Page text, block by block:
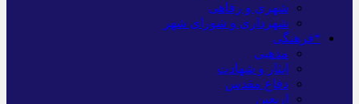
شهری و رفاهی
شهرداری و شورای شهر
*فرهنگی
مذهبی
ایثار و شهادت
دفاع مقدس
اربعین